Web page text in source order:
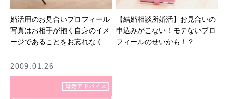
婚活用のお見合いプロフィール
写真はお相手が抱く自身のイメ
ージであることをお忘れなく
【結婚相談所婚活】お見合いの
申込みがこない！モテないプロ
フィールのせいかも！？
2009.01.26